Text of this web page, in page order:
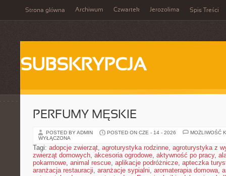
Strona główna Archiwum Czwartek Jerozolima Spis Treści
SUBSKRYPCJA
PERFUMY MĘSKIE
POSTED BY ADMIN POSTED ON CZE - 14 - 2026
MOŻLIWOŚĆ
WYŁĄCZONA
Tagi: adopcje zwierząt, agroturystyka rodzinne, agroturystyka z
zwierząt domowych, akcesoria ogrodowe, aktywność po pracy,
pokarmowe, animal rescue, aplikacje podróżnicze, apteczka
aranżacja restauracji, aranżacje sypialni, aromaterapia domowa,